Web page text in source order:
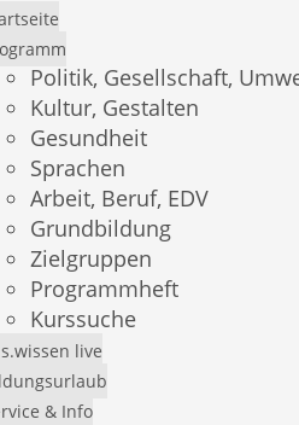
Politik, Gesellschaft,
Kultur, Gestalten
Gesundheit
Sprachen
Arbeit, Beruf, EDV
Grundbildung
Zielgruppen
Programmheft
Kurssuche
live
& Info
Titel
Datum
Ort
Nr.
Die Frage von Krieg und
Wann:
Mi.20.01.2027, 19.30 Uhr
Wo: